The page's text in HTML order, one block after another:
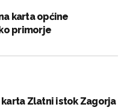
karta općine
primorje
Zlatni istok Zagorja